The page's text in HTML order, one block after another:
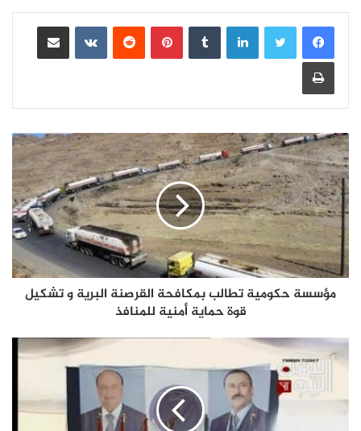
لينكدإن بينتيريست
مشاركة عبر البريد
طباعة
مؤسسة حكومية تطالب بمكافحة القرصنة البرية و تشكيل
قوة حماية أمنية للمنافذ